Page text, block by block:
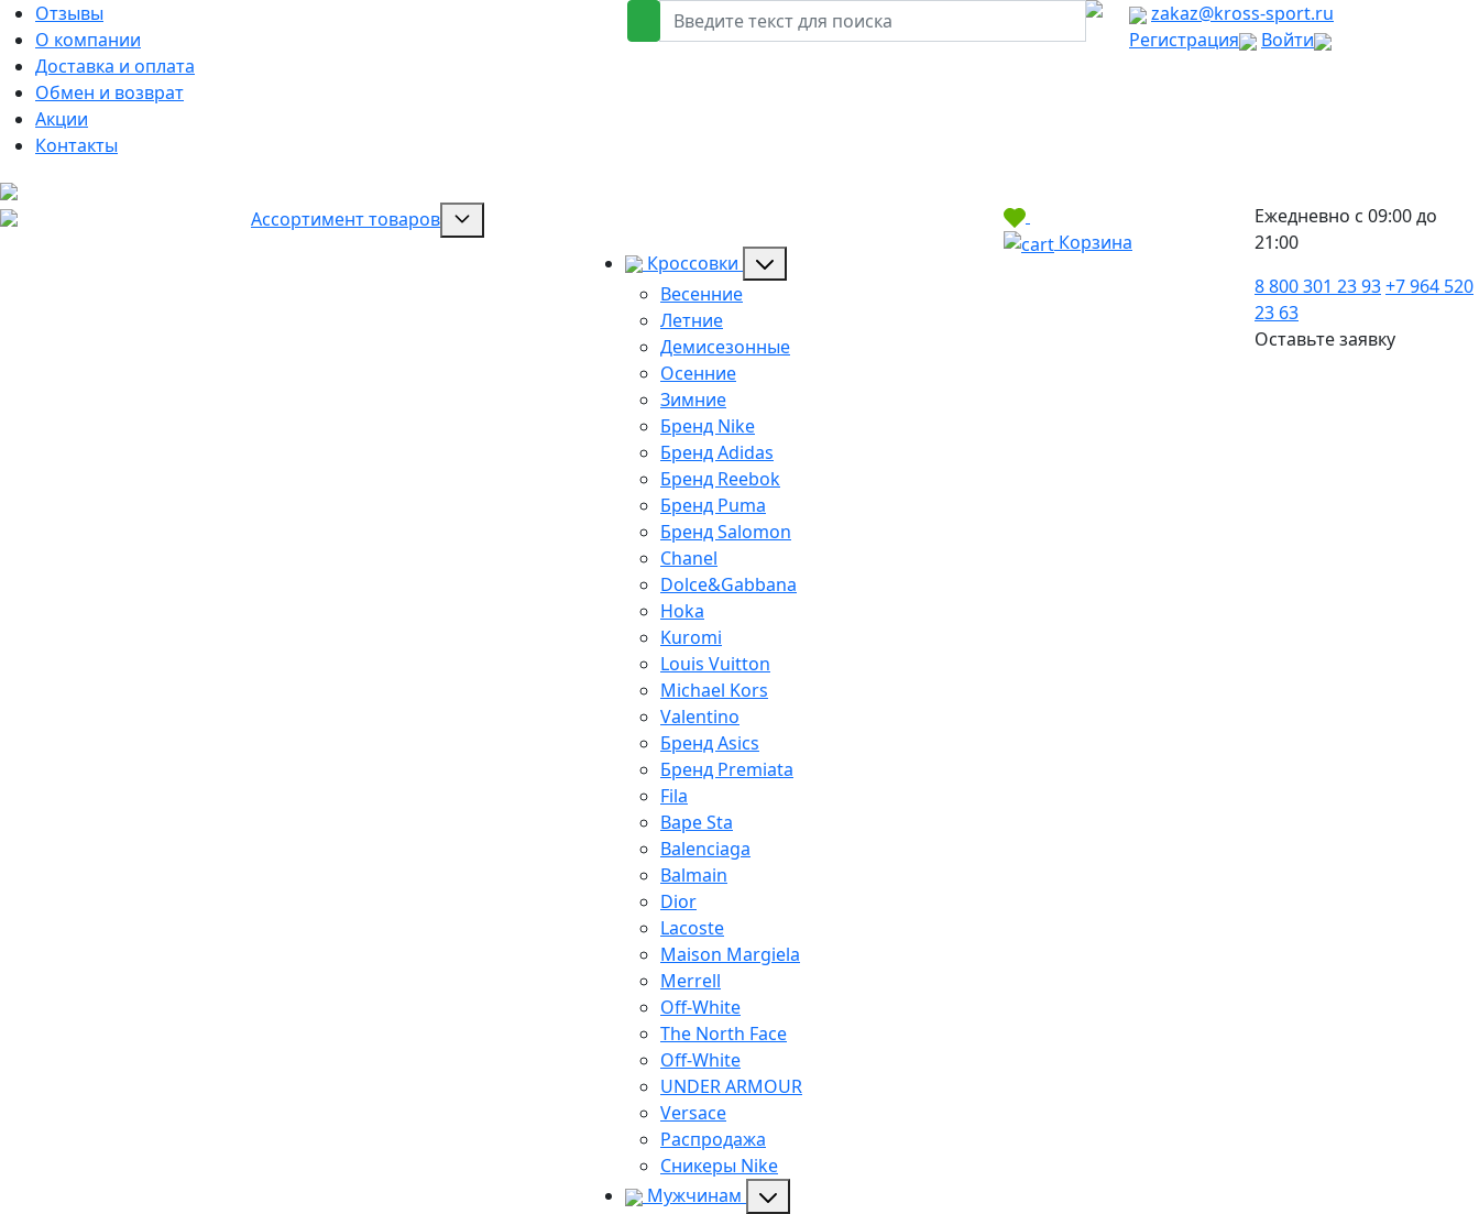
Отзывы
О компании
Доставка и оплата
Обмен и возврат
Акции
Контакты
zakaz@kross-sport.ru
Регистрация
Войти
Ассортимент товаров
Кроссовки
Весенние
Летние
Демисезонные
Осенние
Зимние
Бренд Nike
Бренд Adidas
Бренд Reebok
Бренд Puma
Бренд Salomon
Chanel
Dolce&Gabbana
Hoka
Kuromi
Louis Vuitton
Michael Kors
Valentino
Бренд Asics
Бренд Premiata
Fila
Bape Sta
Balenciaga
Balmain
Dior
Lacoste
Maison Margiela
Merrell
Off-White
The North Face
Off-White
UNDER ARMOUR
Versace
Распродажа
Сникеры Nike
Мужчинам
Корзина
Ежедневно с 09:00 до
21:00
8 800 301 23 93+7 964 520
23 63
Оставьте заявку